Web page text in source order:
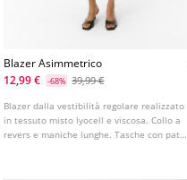
Blazer Asimmetrico
12,99 €
-68% 39,99 €
Blazer dalla vestibilità regolare realizzato
in tessuto misto lyocell e viscosa. Collo a
revers e maniche lunghe. Tasche con patta